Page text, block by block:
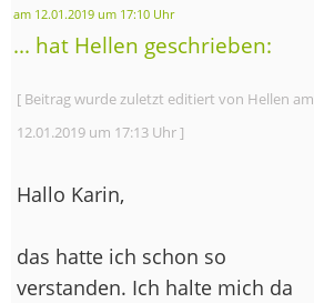
am 12.01.2019 um 17:10 Uhr
... hat Hellen geschrieben:
[ Beitrag wurde zuletzt editiert von Hellen am
12.01.2019 um 17:13 Uhr ]
Hallo Karin,
das hatte ich schon so
verstanden. Ich halte mich da